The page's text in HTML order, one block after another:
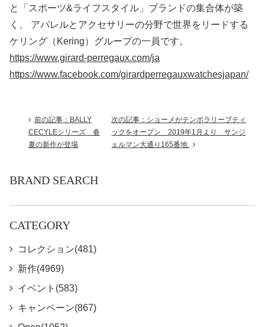
と「スポーツ&ライフスタイル」ブランドの集合体が築
く、 アパレルとアクセサリーの分野で世界をリードする
ケリング（Kering）グループの一員です。
https://www.girard-perregaux.com/ja
https://www.facebook.com/girardperregauxwatchesjapan/
前の記事：BALLY
CECYLEシリーズ 春
夏の新作が登場
次の記事：ショーメがテンポラリーブティ
ックをオープン 2019年1月より サンジ
ェルマン大通り165番地
BRAND SEARCH
CATEGORY
コレクション(481)
新作(4969)
イベント(583)
キャンペーン(867)